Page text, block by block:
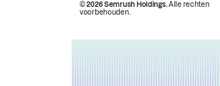
© 2026 Semrush Holdings.Alle rechten
voorbehouden.